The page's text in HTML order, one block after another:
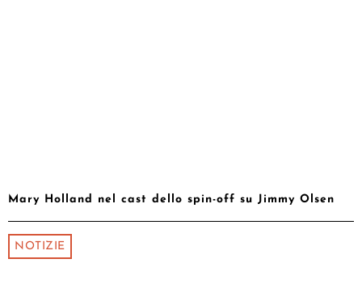
Mary Holland nel cast dello spin-off su Jimmy Olsen
NOTIZIE